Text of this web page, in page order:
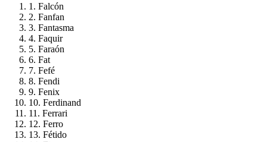
1. Falcón
2. Fanfan
3. Fantasma
4. Faquir
5. Faraón
6. Fat
7. Fefé
8. Fendi
9. Fenix
10. Ferdinand
11. Ferrari
12. Ferro
13. Fétido